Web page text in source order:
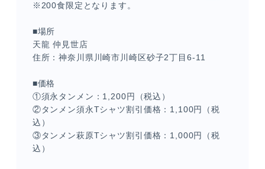
※200食限定となります。
■場所
天龍 仲見世店
住所：神奈川県川崎市川崎区砂子2丁目6-11
■価格
①須永タンメン：1,200円（税込）
②タンメン須永Tシャツ割引価格：1,100円（税
込）
③タンメン萩原Tシャツ割引価格：1,000円（税
込）